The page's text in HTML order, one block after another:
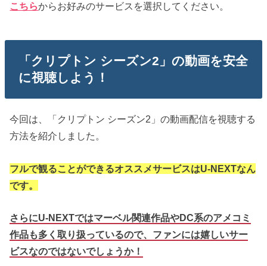
こちらからお好みのサービスを選択してください。
「クリプトン シーズン2」の動画を安全
に視聴しよう！
今回は、「クリプトン シーズン2」の動画配信を視聴する
方法を紹介しました。
フルで観ることができるオススメサービスはU-NEXTなん
です。
さらにU-NEXTではマーベル関連作品やDC系のアメコミ
作品も多く取り扱っているので、ファンには嬉しいサー
ビスなのではないでしょうか！